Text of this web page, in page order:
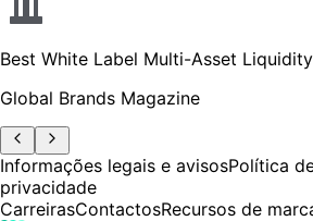
Best White Label Multi-Asset
Global Brands Magazine
Informações legais e avisosPolítica
privacidade
CarreirasContactosRecursos de